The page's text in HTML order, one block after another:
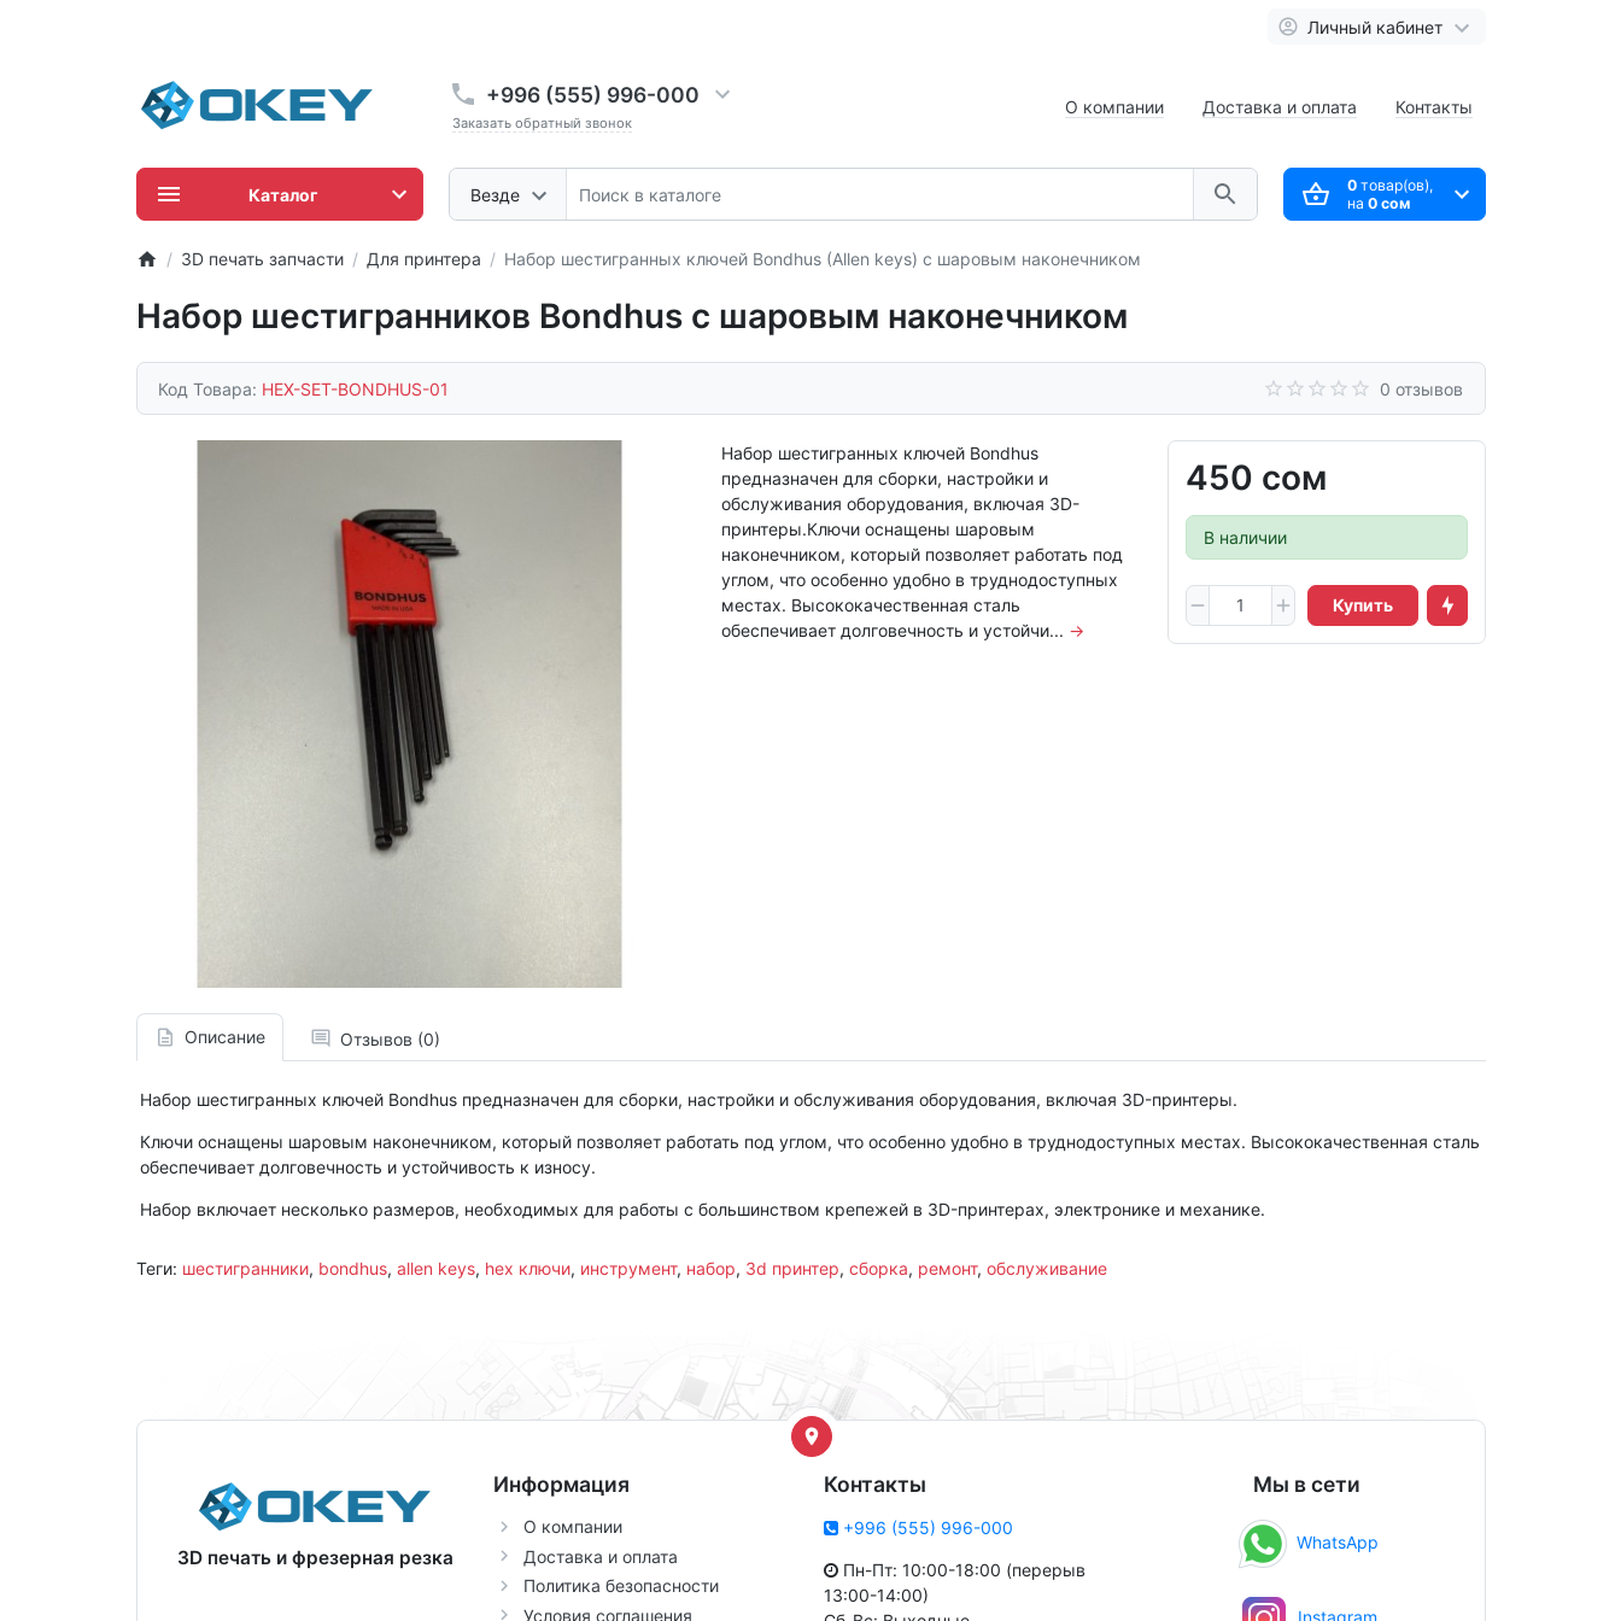
Личный кабинет
+996 (555) 996-000
Заказать обратный звонок
Везде
О компании Доставка и оплата Контакты
0товар(ов),
на 0 сом
Каталог
3D печать запчасти Для принтера Набор шестигранных ключей Bondhus (Allen keys) с шаровым наконечником
Набор шестигранников Bondhus с шаровым наконечником
Код Товара: HEX-SET-BONDHUS-01 0 отзывов
450 сом
В наличии
Купить
Набор шестигранных ключей Bondhus
предназначен для сборки, настройки и
обслуживания оборудования, включая 3D-
принтеры.Ключи оснащены шаровым
наконечником, который позволяет работать под
углом, что особенно удобно в труднодоступных
местах. Высококачественная сталь
обеспечивает долговечность и устойчи... →
Описание Отзывов (0)
Набор шестигранных ключей Bondhus предназначен для сборки, настройки и обслуживания оборудования, включая 3D-принтеры.
Ключи оснащены шаровым наконечником, который позволяет работать под углом, что особенно удобно в труднодоступных местах. Высококачественная сталь
обеспечивает долговечность и устойчивость к износу.
Набор включает несколько размеров, необходимых для работы с большинством крепежей в 3D-принтерах, электронике и механике.
Теги: шестигранники, bondhus, allen keys, hex ключи, инструмент, набор, 3d принтер, сборка, ремонт, обслуживание
3D печать и фрезерная резка
Информация
О компании
Доставка и оплата
Политика безопасности
Условия соглашения
Контакты
+996 (555) 996-000
Пн-Пт: 10:00-18:00 (перерыв
13:00-14:00)
Мы в сети
WhatsApp
Instagram